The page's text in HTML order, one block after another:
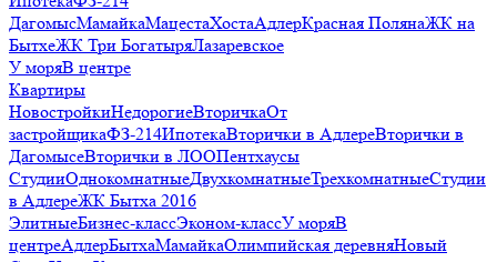
ДагомысМамайкаМацестаХостаАдлерКрасная ПолянаЖК на
БытхеЖК Три БогатыряЛазаревское
У моряВ центре
Квартиры
НовостройкиНедорогиеВторичкаОт
застройщикаФЗ-214ИпотекаВторички в АдлереВторички в
ДагомысеВторички в ЛООПентхаусы
СтудииОднокомнатныеДвухкомнатныеТрехкомнатныеСтудии
в АдлереЖК Бытха 2016
ЭлитныеБизнес-классЭконом-классУ моряВ
центреАдлерБытхаМамайкаОлимпийская деревняНовый